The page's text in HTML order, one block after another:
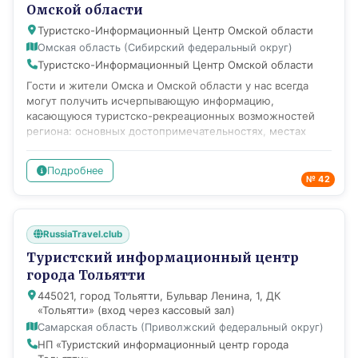
и маркетинговой деятельности. Основные цели ГБУ РД
"Туристический центр Республики Дагестан" проводит
активную работу по развитию въездного и внутреннего
туризма, занимается продвижением Республики
Дагестан на российском и международном
туристических рынках, оказывает туристские
информационно-консультативные услуги жителям и
гостям Республики Дагестан.
Омской области
Туристско-Информационный Центр Омской области
Омская область (Сибирский федеральный округ)
Туристско-Информационный Центр Омской области
Гости и жители Омска и Омской области у нас всегда
могут получить исчерпывающую информацию,
касающуюся туристско-рекреационных возможностей
региона: основных достопримечательностях, местах
музеях. В нашем Центре вы сможете получить: •
консультации и помощь туристу • актуальную
(бесплатно) • "Карту гостя" со скидочными
предложениями в самые знаковые места города •
помощь в выборе достопримечательностей, музеев и
средств размещения ТИЦ Омской области организует
туристические события, среди которых: - Медиа-
экспедиции в рамках проекта "Амбассадор туризма"; -
Омские волонтеры туризма; - Всероссийская акция
"Экскурсионный флешмоб"; - Серия событийных
Подробнее
№ 42
RussiaTravel.club
Туристский информационный центр
города Тольятти
445021, город Тольятти, Бульвар Ленина, 1, ДК
«Тольятти» (вход через кассовый зал)
Самарская область (Приволжский федеральный округ)
НП «Туристский информационный центр города